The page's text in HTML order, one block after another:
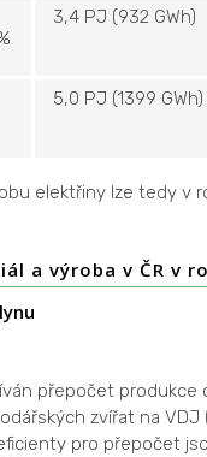
3,4 PJ (932 GWh)
5,0 PJ (1399 GWh)
elektřiny lze tedy v
a výroba v ČR v
přepočet produkce
zvířat na VDJ
pro přepočet